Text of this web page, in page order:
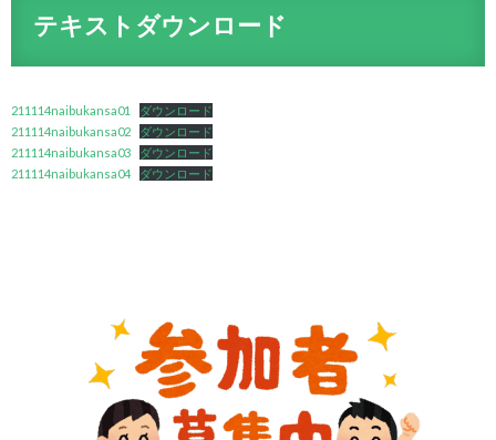
テキストダウンロード
211114naibukansa01
ダウンロード
211114naibukansa02
ダウンロード
211114naibukansa03
ダウンロード
211114naibukansa04
ダウンロード